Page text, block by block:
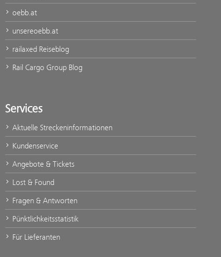
oebb.at
unsereoebb.at
railaxed Reiseblog
Rail Cargo Group Blog
Services
Aktuelle Streckeninformationen
Kundenservice
Angebote & Tickets
Lost & Found
Fragen & Antworten
Pünktlichkeitsstatistik
Für Lieferanten